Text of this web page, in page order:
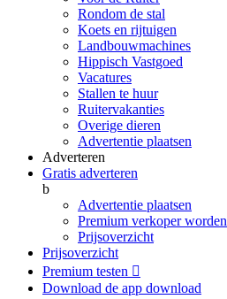
Rondom de stal
Koets en rijtuigen
Landbouwmachines
Hippisch Vastgoed
Vacatures
Stallen te huur
Ruitervakanties
Overige dieren
Advertentie plaatsen
Adverteren
Gratis adverteren
b
Advertentie plaatsen
Premium verkoper worden
Prijsoverzicht
Prijsoverzicht
Premium testen 
Download de app download